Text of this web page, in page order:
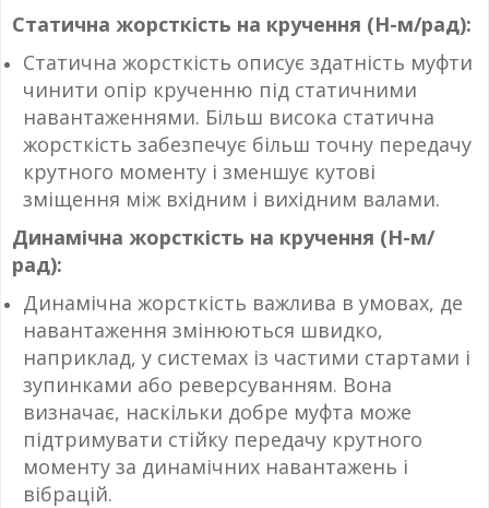
Статична жорсткість на кручення (Н-м/рад):
Статична жорсткість описує здатність муфти
чинити опір крученню під статичними
навантаженнями. Більш висока статична
жорсткість забезпечує більш точну передачу
крутного моменту і зменшує кутові
зміщення між вхідним і вихідним валами.
Динамічна жорсткість на кручення (Н-м/
рад):
Динамічна жорсткість важлива в умовах, де
навантаження змінюються швидко,
наприклад, у системах із частими стартами і
зупинками або реверсуванням. Вона
визначає, наскільки добре муфта може
підтримувати стійку передачу крутного
моменту за динамічних навантажень і
вібрацій.